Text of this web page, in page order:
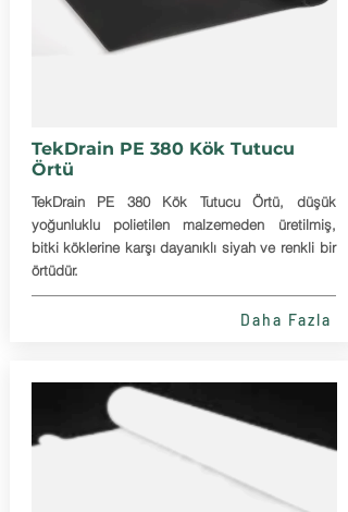
TekDrain PE 380 Kök Tutucu
Örtü
TekDrain PE 380 Kök Tutucu Örtü, düşük
yoğunluklu polietilen malzemeden üretilmiş,
bitki köklerine karşı dayanıklı siyah ve renkli bir
örtüdür.
Daha Fazla